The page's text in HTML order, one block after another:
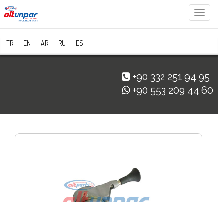
Menü
TR EN AR RU ES
+90 332 251 94 95
+90 553 209 44 60